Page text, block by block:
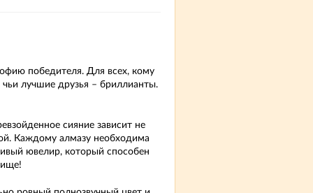
победителя. Для всех, кому
лучшие друзья – бриллианты.
сияние зависит не
Каждому алмазу необходима
ювелир, который способен